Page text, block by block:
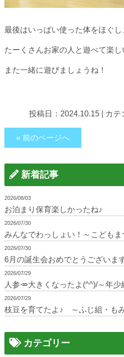
最後はいっぱい使った体をほぐ
たーくさんお家の人と遊べて楽
また一緒に遊びましょうね！
投稿日： 2024.10.15 カテ
« 前のページへ
新着記事
2026/08/03
お泊まり保育楽しかったね♪
2026/07/30
みんなでわっしょい！～こどもま
2026/07/30
6月の誕生会おめでとうございま
2026/07/29
人参🥕大きくなったよ(^^)/～年少
2026/07/29
枝豆を育てたよ♪ ～ふじ組・も
カテゴリー